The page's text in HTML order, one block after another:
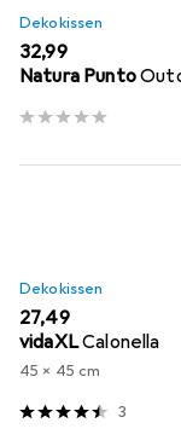
Dekokissen
EUR
32,99
Natura Punto
Dekokissen
EUR
27,49
vidaXLCalonella
45 x 45 cm
3